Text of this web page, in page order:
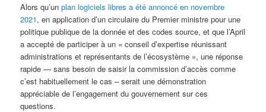
Alors qu’unplan logiciels libres a été annoncé en novembre
2021, en application d’un circulaire du Premier ministre pour une
politique publique de la donnée et des codes source, et que l’April
a accepté de participer à un « conseil d’expertise réunissant
administrations et représentants de l’écosystème », une réponse
rapide — sans besoin de saisir la commission d’accès comme
c’est habituellement le cas – serait une démonstration
appréciable de l’engagement du gouvernement sur ces
questions.